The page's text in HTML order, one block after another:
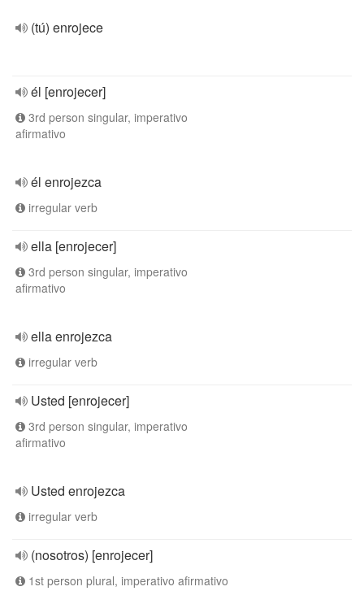
(tú) enrojece
él [enrojecer]
3rd person singular, imperativo
afirmativo
él enrojezca
irregular verb
ella [enrojecer]
3rd person singular, imperativo
afirmativo
ella enrojezca
irregular verb
Usted [enrojecer]
3rd person singular, imperativo
afirmativo
Usted enrojezca
irregular verb
(nosotros) [enrojecer]
1st person plural, imperativo afirmativo